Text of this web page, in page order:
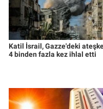
Katil İsrail, Gazze'deki
4 binden fazla kez ihlal etti